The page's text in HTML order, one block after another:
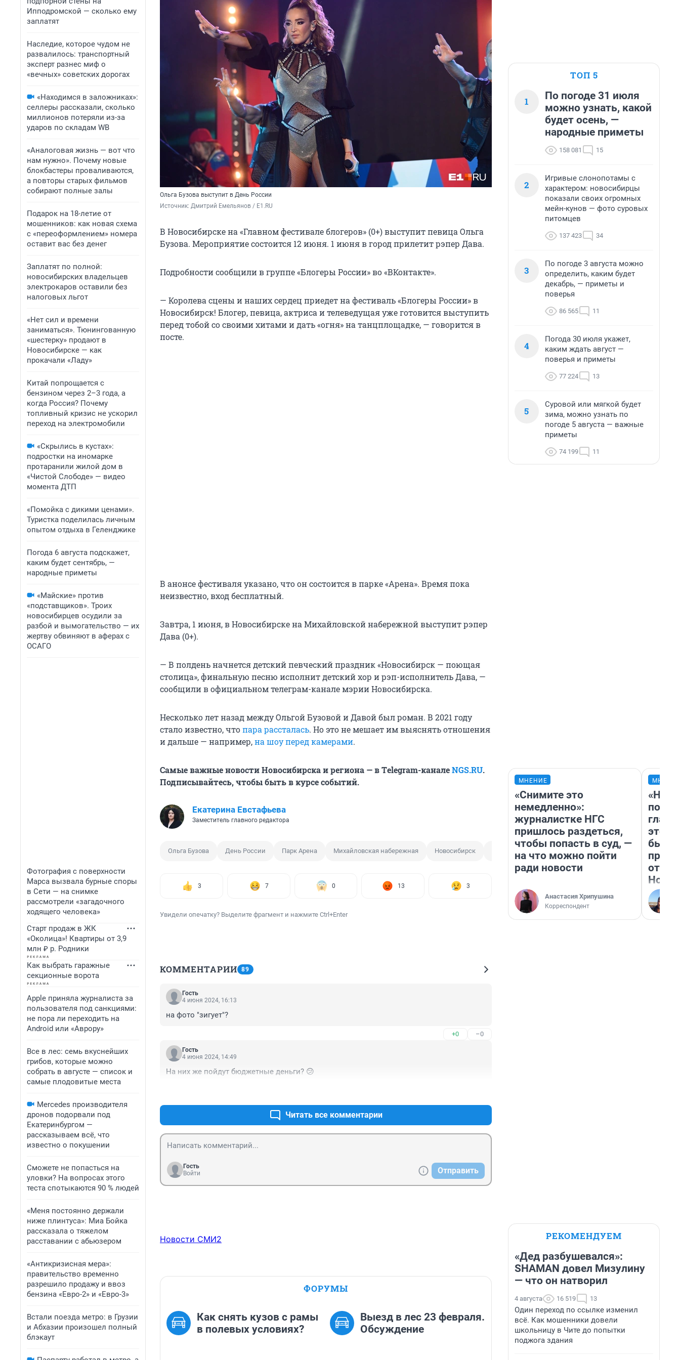
Ипподромской — сколько ему
заплатят
Наследие, которое чудом не
развалилось: транспортный
эксперт разнес миф о
«вечных» советских дорогах
«Находимся в заложниках»:
селлеры рассказали, сколько
миллионов потеряли из-за
ударов по складам WB
«Аналоговая жизнь — вот что
нам нужно». Почему новые
блокбастеры проваливаются,
а повторы старых фильмов
собирают полные залы
Подарок на 18-летие от
мошенников: как новая схема
с «переоформлением» номера
оставит вас без денег
Заплатят по полной:
новосибирских владельцев
электрокаров оставили без
налоговых льгот
«Нет сил и времени
заниматься». Тюнингованную
«шестерку» продают в
Новосибирске — как
прокачали «Ладу»
Китай попрощается с
бензином через 2–3 года, а
когда Россия? Почему
топливный кризис не ускорил
переход на электромобили
«Скрылись в кустах»:
подростки на иномарке
протаранили жилой дом в
«Чистой Слободе» — видео
момента ДТП
«Помойка с дикими ценами».
Туристка поделилась личным
опытом отдыха в Геленджике
Погода 6 августа подскажет,
каким будет сентябрь, —
народные приметы
«Майские» против
«подставщиков». Троих
новосибирцев осудили за
разбой и вымогательство — их
жертву обвиняют в аферах с
ОСАГО
Фотография с поверхности
Марса вызвала бурные споры
в Сети — на снимке
рассмотрели «загадочного
ходящего человека»
Старт продаж в ЖК
«Околица»! Квартиры от 3,9
млн ₽ р. Родники
Как выбрать гаражные
секционные ворота
Apple приняла журналиста за
пользователя под санкциями:
не пора ли переходить на
Android или «Аврору»
Все в лес: семь вкуснейших
грибов, которые можно
собрать в августе — список и
самые плодовитые места
Mercedes производителя
дронов подорвали под
Екатеринбургом —
рассказываем всё, что
известно о покушении
Сможете не попасться на
уловки? На вопросах этого
теста спотыкаются 90 % людей
«Меня постоянно держали
ниже плинтуса»: Миа Бойка
рассказала о тяжелом
расставании с абьюзером
«Антикризисная мера»:
правительство временно
разрешило продажу и ввоз
бензина «Евро-2» и «Евро-3»
Встали поезда метро: в Грузии
и Абхазии произошел полный
блэкаут
Ольга Бузова выступит в День России
Источник: Дмитрий Емельянов / E1.RU
В Новосибирске на «Главном фестивале блогеров» (0+) выступит певица Ольга
Бузова. Мероприятие состоится 12 июня. 1 июня в город прилетит рэпер Дава.
Подробности сообщили в группе «Блогеры России» во «ВКонтакте».
— Королева сцены и наших сердец приедет на фестиваль «Блогеры России» в
Новосибирск! Блогер, певица, актриса и телеведущая уже готовится выступить
перед тобой со своими хитами и дать «огня» на танцплощадке, — говорится в
посте.
В анонсе фестиваля указано, что он состоится в парке «Арена». Время пока
неизвестно, вход бесплатный.
Завтра, 1 июня, в Новосибирске на Михайловской набережной выступит рэпер
Дава (0+).
— В полдень начнется детский певческий праздник «Новосибирск — поющая
столица», финальную песню исполнит детский хор и рэп-исполнитель Дава, —
сообщили в официальном телеграм-канале мэрии Новосибирска.
Несколько лет назад между Ольгой Бузовой и Давой был роман. В 2021 году
стало известно, чтопара рассталась. Но это не мешает им выяснять отношения
и дальше — например,на шоу перед камерами.
Самые важные новости Новосибирска и региона — в Тelegram-каналеNGS.RU.
Подписывайтесь, чтобы быть в курсе событий.
Екатерина Евстафьева
Заместитель главного редактора
Ольга Бузова День России Парк Арена Михайловская набережная Новосибирск
3 7 0 13 3
Увидели опечатку? Выделите фрагмент и нажмите Ctrl+Enter
КОММЕНТАРИИ 89
Гость
4 июня 2024, 16:13
на фото "зигует"?
+0 –0
Гость
4 июня 2024, 14:49
На них же пойдут бюджетные деньги? 😕
Читать все комментарии
Гость
Войти
Отправить
Новости СМИ2
ФОРУМЫ
Как снять кузов с рамы
в полевых условиях?
Выезд в лес 23 февраля.
Обсуждение
ТОП 5
1
По погоде 31 июля
можно узнать, какой
будет осень, —
народные приметы
158 081 15
2
Игривые слонопотамы с
характером: новосибирцы
показали своих огромных
мейн-кунов — фото суровых
питомцев
137 423 34
3
По погоде 3 августа можно
определить, каким будет
декабрь, — приметы и
поверья
86 565 11
4
Погода 30 июля укажет,
каким ждать август —
поверья и приметы
77 224 13
5
Суровой или мягкой будет
зима, можно узнать по
погоде 5 августа — важные
приметы
74 199 11
МНЕНИЕ
«Снимите это
немедленно»:
журналистке НГС
пришлось раздеться,
чтобы попасть в суд, —
на что можно пойти
ради новости
Анастасия Хрипушина
Корреспондент
этого
бьет
РЕКОМЕНДУЕМ
«Дед разбушевался»:
SHAMAN довел Мизулину
— что он натворил
4 августа 16 519 13
Один переход по ссылке изменил
всё. Как мошенники довели
школьницу в Чите до попытки
поджога здания